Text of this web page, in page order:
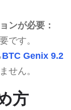
ンが必要：
です。
BTC Genix 9.2
せん。
方